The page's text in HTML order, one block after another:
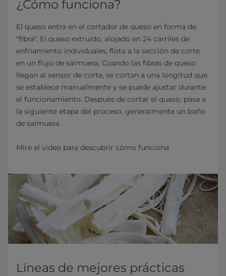
¿Cómo funciona?
El queso entra en el cortador de queso en forma de
"fibra". El queso extruido, alojado en 24 carriles de
enfriamiento individuales, flota a la sección de corte
en un flujo de salmuera. Cuando las fibras de queso
llegan al sensor de corte, se cortan a una longitud que
se establece manualmente y se puede ajustar durante
el funcionamiento. Después de cortar el queso, pasa a
la siguiente etapa del proceso, generalmente un baño
de salmuera.
Mire el video para descubrir cómo funciona
Líneas de mejores prácticas